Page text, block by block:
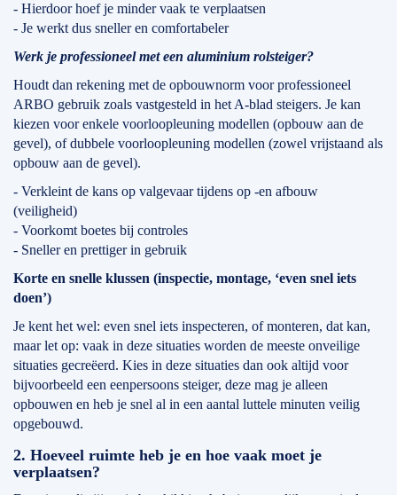
- Hierdoor hoef je minder vaak te verplaatsen
- Je werkt dus sneller en comfortabeler
Werk je professioneel met een aluminium rolsteiger?
Houdt dan rekening met de opbouwnorm voor professioneel
ARBO gebruik zoals vastgesteld in het A-blad steigers. Je kan
kiezen voor enkele voorloopleuning modellen (opbouw aan de
gevel), of dubbele voorloopleuning modellen (zowel vrijstaand als
opbouw aan de gevel).
- Verkleint de kans op valgevaar tijdens op -en afbouw
(veiligheid)
- Voorkomt boetes bij controles
- Sneller en prettiger in gebruik
Korte en snelle klussen (inspectie, montage, ‘even snel iets
doen’)
Je kent het wel: even snel iets inspecteren, of monteren, dat kan,
maar let op: vaak in deze situaties worden de meeste onveilige
situaties gecreëerd. Kies in deze situaties dan ook altijd voor
bijvoorbeeld een eenpersoons steiger, deze mag je alleen
opbouwen en heb je snel al in een aantal luttele minuten veilig
opgebouwd.
2. Hoeveel ruimte heb je en hoe vaak moet je
verplaatsen?